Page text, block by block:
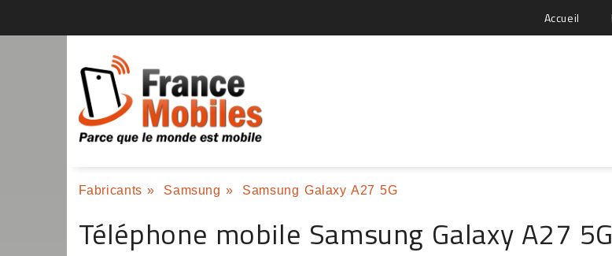
Accueil
Fabricants » Samsung » Samsung Galaxy A27 5G
Téléphone mobile Samsung Galaxy A27 5G